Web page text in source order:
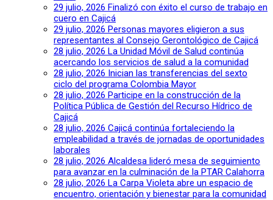
29 julio, 2026 Finalizó con éxito el curso de trabajo en
cuero en Cajicá
29 julio, 2026 Personas mayores eligieron a sus
representantes al Consejo Gerontológico de Cajicá
28 julio, 2026 La Unidad Móvil de Salud continúa
acercando los servicios de salud a la comunidad
28 julio, 2026 Inician las transferencias del sexto
ciclo del programa Colombia Mayor
28 julio, 2026 Participe en la construcción de la
Política Pública de Gestión del Recurso Hídrico de
Cajicá
28 julio, 2026 Cajicá continúa fortaleciendo la
empleabilidad a través de jornadas de oportunidades
laborales
28 julio, 2026 Alcaldesa lideró mesa de seguimiento
para avanzar en la culminación de la PTAR Calahorra
28 julio, 2026 La Carpa Violeta abre un espacio de
encuentro, orientación y bienestar para la comunidad